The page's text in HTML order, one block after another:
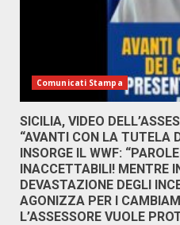
Comunicati Stampa
SICILIA, VIDEO
“AVANTI CON LA TUTELA
INSORGE IL WWF:
INACCETTABILI! MENTRE
DEVASTAZIONE DEGLI
AGONIZZA PER I
L’ASSESSORE VUOLE